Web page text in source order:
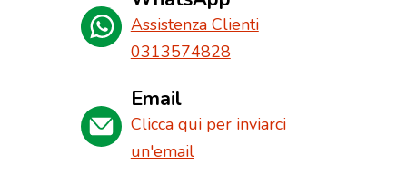
Assistenza Clienti
0313574828
Email
Clicca qui per inviarci
un'email